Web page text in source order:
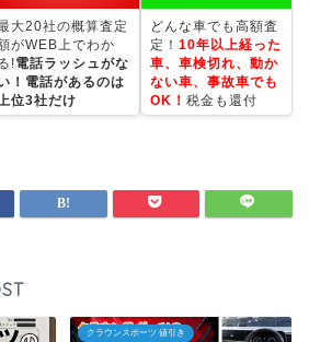
大20社の概算査定
がWEB上でわか
!電話ラッシュがな
！電話があるのは
上位3社だけ
どんな車でも高額査
定！ 10年以上経った
車、車検切れ、動か
ない車、事故車でも
OK！ 税金も還付
クラウンスポーツ 値引き